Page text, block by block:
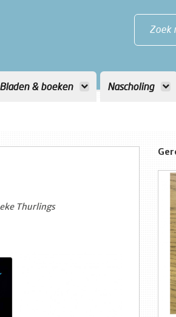
Zoek
Bladen & boeken Nascholing
Thurlings